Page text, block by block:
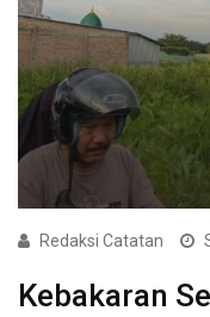
Redaksi Catatan
Kebakaran